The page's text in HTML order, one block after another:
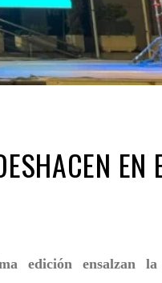
edición ensalzan